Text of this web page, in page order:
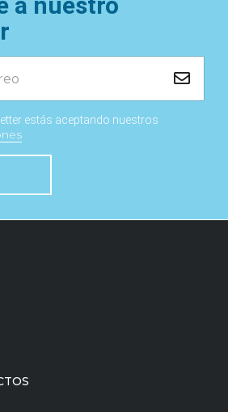
estás aceptando nuestros